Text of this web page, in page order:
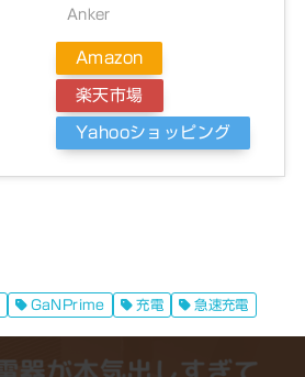
Anker
Amazon
楽天市場
Yahooショッピング
GaNPrime 充電 急速充電